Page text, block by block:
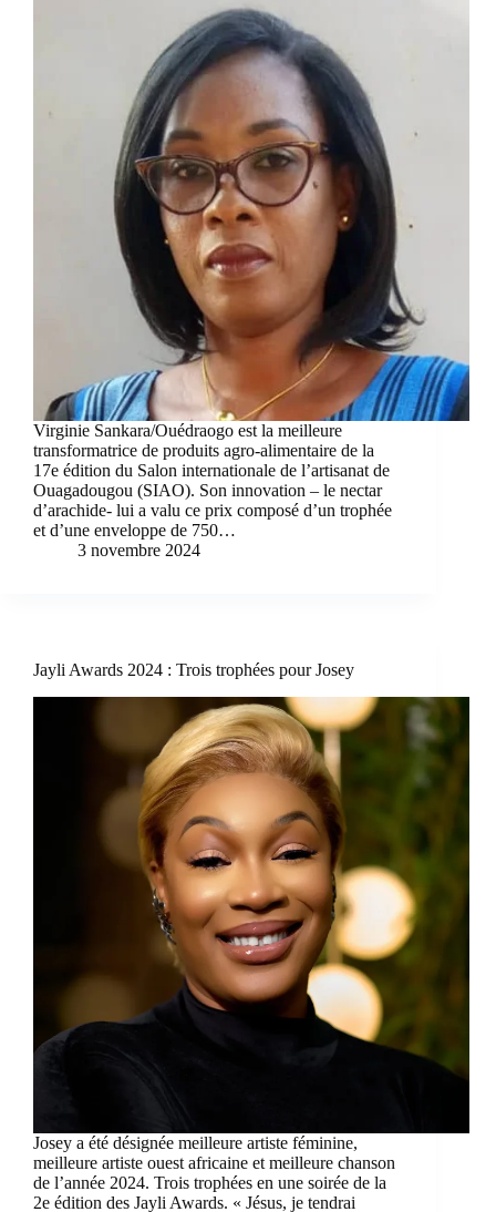
Virginie Sankara/Ouédraogo est la meilleure
transformatrice de produits agro-alimentaire de la
17e édition du Salon internationale de l’artisanat de
Ouagadougou (SIAO). Son innovation – le nectar
d’arachide- lui a valu ce prix composé d’un trophée
et d’une enveloppe de 750…
3 novembre 2024
Jayli Awards 2024 : Trois trophées pour Josey
Josey a été désignée meilleure artiste féminine,
meilleure artiste ouest africaine et meilleure chanson
de l’année 2024. Trois trophées en une soirée de la
2e édition des Jayli Awards. « Jésus, je tendrai